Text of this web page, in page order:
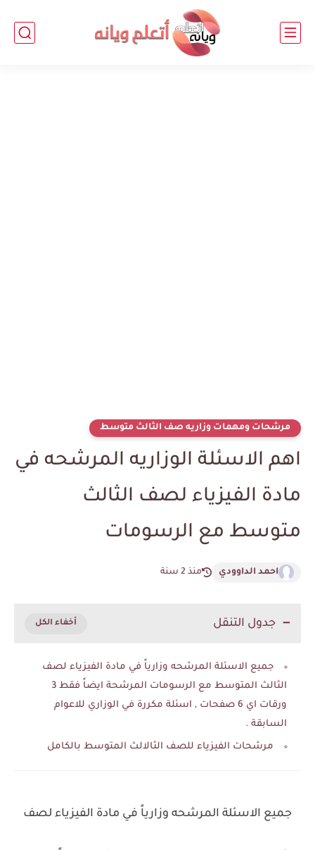
مرشحات ومهمات وزاريه صف الثالث متوسط
اهم الاسئلة الوزاريه المرشحه في
مادة الفيزياء لصف الثالث
متوسط مع الرسومات
احمد الداوودي منذ 2 سنة
جدول التنقل
جميع الاسئلة المرشحه وزارياً في مادة الفيزياء لصف
الثالث المتوسط مع الرسومات المرشحة ايضاً فقط 3
ورقات اي 6 صفحات , اسئلة مكررة في الوزاري للاعوام
السابقة .
مرشحات الفيزياء للصف الثالالث المتوسط بالكامل
جميع الاسئلة المرشحه وزارياً في مادة الفيزياء لصف